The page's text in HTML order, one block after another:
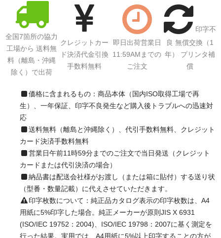
全国7箇所の協力
工場から 送料無
料（離島・沖縄
除く）で出荷
クレジットカー
ド決済代金引換
手数料無料
即日出荷営業日
11:59AMまでの
ご注文
印字不
良 無償交換（1
年） プリンタ補
償
価格に含まれるもの：商品本体（国内ISO取得工場で再
生）、一年保証、印字不良発生など購入後トラブルへの迅速対
応
送料無料（離島と沖縄除く）、代引手数料無料、クレジット
カード決済手数料無料
営業日午前11時59分までのご注文で当日発送（クレジット
カードまたは代引決済の場合）
納品書は配送会社様がお渡し（または箱に貼付）する送り状
（型番・数量記載）に代えさせていただきます。
印字枚数について：純正品カタログ表示の印字枚数は、A4
用紙に5%印字した場合。純正メーカーが原則JIS X 6931
(ISO/IEC 19752：2004)、ISO/IEC 19798：2007に基く測定を
行った結果。実用では、A4用紙に5%以上印字することの方が